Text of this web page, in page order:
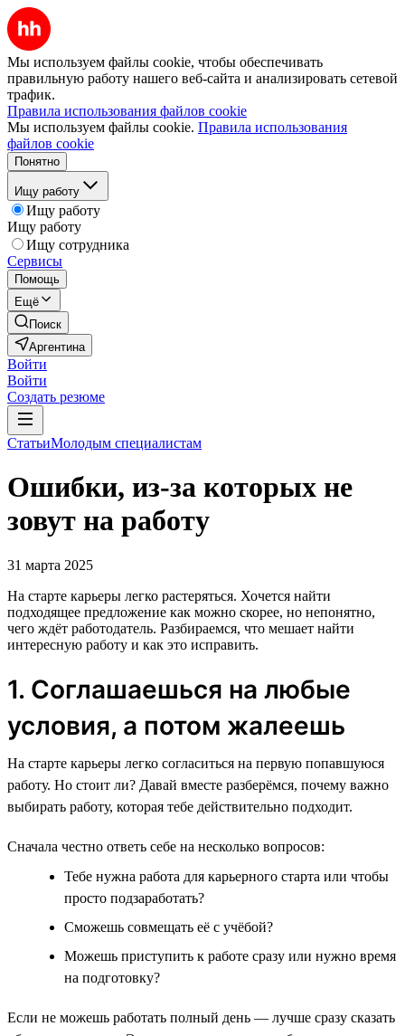
Мы используем файлы cookie, чтобы обеспечивать
правильную работу нашего веб-сайта и анализировать сетевой
трафик.
Правила использования файлов cookie
Мы используем файлы cookie. Правила использования
файлов cookie
Понятно
Ищу работу
Ищу работу
Ищу работу
Ищу сотрудника
Сервисы
Помощь
Ещё
Поиск
Аргентина
Войти
Войти
Создать резюме
СтатьиМолодым специалистам
Ошибки, из-за которых не
зовут на работу
31 марта 2025
На старте карьеры легко растеряться. Хочется найти
подходящее предложение как можно скорее, но непонятно,
чего ждёт работодатель. Разбираемся, что мешает найти
интересную работу и как это исправить.
1. Соглашаешься на любые
условия, а потом жалеешь
На старте карьеры легко согласиться на первую попавшуюся
работу. Но стоит ли? Давай вместе разберёмся, почему важно
выбирать работу, которая тебе действительно подходит.
Сначала честно ответь себе на несколько вопросов:
Тебе нужна работа для карьерного старта или чтобы
просто подзаработать?
Сможешь совмещать её с учёбой?
Можешь приступить к работе сразу или нужно время
на подготовку?
Если не можешь работать полный день — лучше сразу сказать